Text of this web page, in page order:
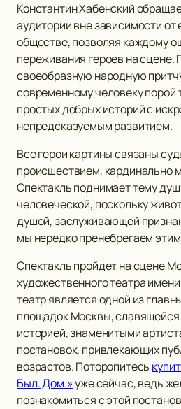
Константин Хабенский
аудитории вне зависимости от
обществе, позволяя каждому
переживания героев на сцене.
своеобразную народную
современному человеку порой
простых добрых историй с
непредсказуемым развитием.
Все герои картины связаны
происшествием, кардинально
Спектакль поднимает тему
человеческой, поскольку
душой, заслуживающей
мы нередко пренебрегаем
Спектакль пройдет на сцене
художественного театра
театр является одной из
площадок Москвы, славящейся
историей, знаменитыми
постановок, привлекающих
возрастов. Поторопитесь
Был. Дом.»уже сейчас, ведь
познакомиться с этой